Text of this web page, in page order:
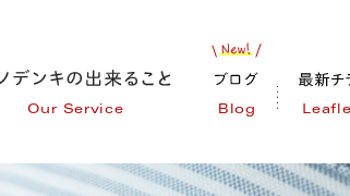
Our Service Blog